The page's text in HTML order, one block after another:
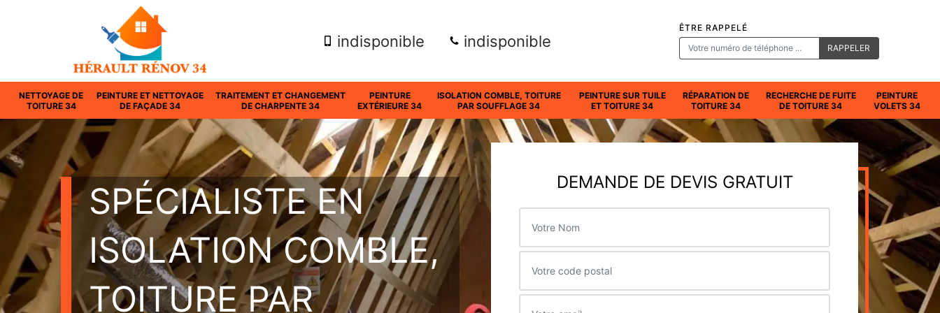
indisponible indisponible
ÊTRE RAPPELÉ
NETTOYAGE DE
TOITURE 34
PEINTURE ET NETTOYAGE
DE FAÇADE 34
TRAITEMENT ET CHANGEMENT
DE CHARPENTE 34
PEINTURE
EXTÉRIEURE 34
ISOLATION COMBLE, TOITURE
PAR SOUFFLAGE 34
PEINTURE SUR TUILE
ET TOITURE 34
RÉPARATION DE
TOITURE 34
RECHERCHE DE FUITE
DE TOITURE 34
PEINTURE
VOLETS 34
SPÉCIALISTE EN
ISOLATION COMBLE,
TOITURE PAR
DEMANDE DE DEVIS GRATUIT